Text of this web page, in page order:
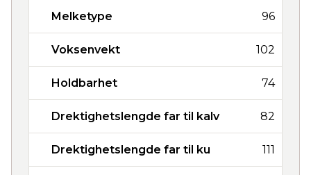
Melketype 96
Voksenvekt 102
Holdbarhet 74
Drektighetslengde far til kalv 82
Drektighetslengde far til ku 111